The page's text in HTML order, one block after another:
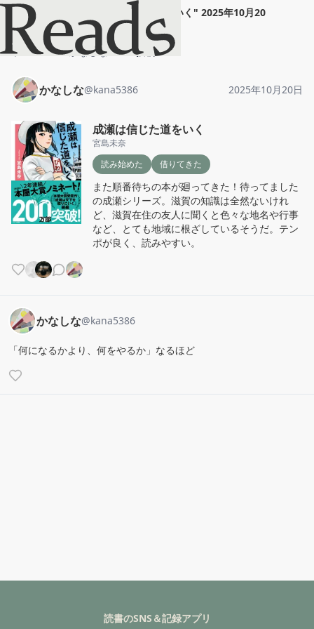
成瀬は信じた道をいく " 2025年10月20
日
ホーム
かなしな 投稿
かなしな@kana5386 2025年10月20日
成瀬は信じた道をいく
宮島未奈
読み始めた
借りてきた
また順番待ちの本が廻ってきた！待ってました
の成瀬シリーズ。滋賀の知識は全然ないけれ
ど、滋賀在住の友人に聞くと色々な地名や行事
など、とても地域に根ざしているそうだ。テン
ポが良く、読みやすい。
かなしな@kana5386
「何になるかより、何をやるか」なるほど
読書のSNS＆記録アプリ